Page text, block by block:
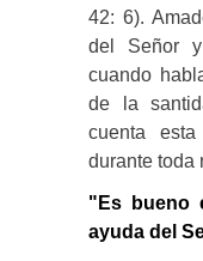
42: 6).
del Señor
cuando
de la
cuenta esta
durante toda
"Es bueno
ayuda del